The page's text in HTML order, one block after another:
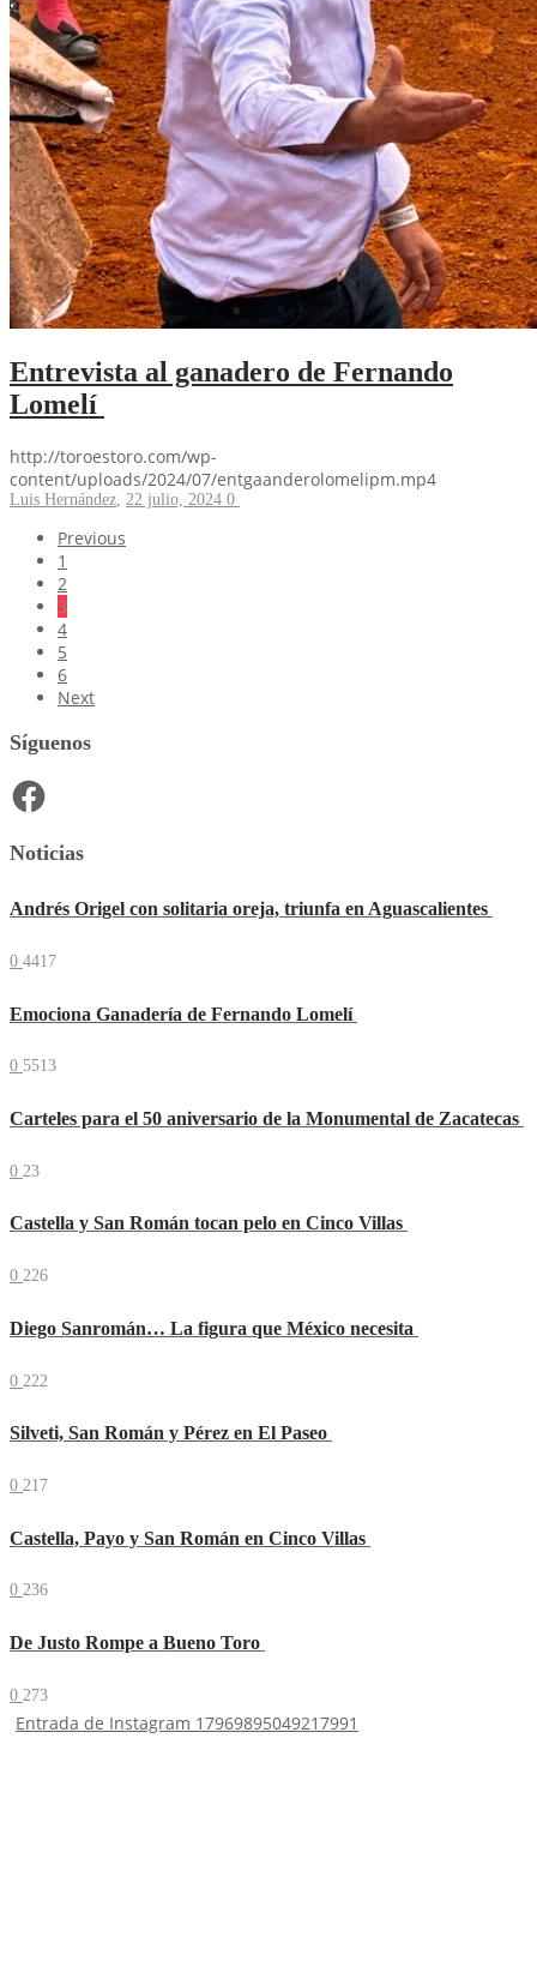
Entrevista al ganadero de Fernando
Lomelí
http://toroestoro.com/wp-
content/uploads/2024/07/entgaanderolomelipm.mp4
Luis Hernández, 22 julio, 2024 0
Previous
1
2
3
4
5
6
Next
Síguenos
Facebook
Noticias
Andrés Origel con solitaria oreja, triunfa en Aguascalientes
0 4417
Emociona Ganadería de Fernando Lomelí
0 5513
Carteles para el 50 aniversario de la Monumental de Zacatecas
0 23
Castella y San Román tocan pelo en Cinco Villas
0 226
Diego Sanromán… La figura que México necesita
0 222
Silveti, San Román y Pérez en El Paseo
0 217
Castella, Payo y San Román en Cinco Villas
0 236
De Justo Rompe a Bueno Toro
0 273
Entrada de Instagram 17969895049217991